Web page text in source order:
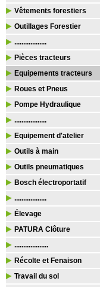
Vêtements forestiers
Outillages Forestier
..................
Pièces tracteurs
Equipements tracteurs
Roues et Pneus
Pompe Hydraulique
..................
Equipement d'atelier
Outils à main
Outils pneumatiques
Bosch électroportatif
..................
Élevage
PATURA Clôture
...................
Récolte et Fenaison
Travail du sol